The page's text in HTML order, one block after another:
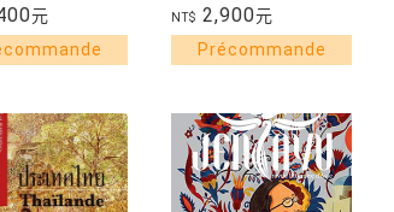
CD
POUR 1AN
元
INITIAL COMMANDE
POUR 1AN
NT$ 2,900元